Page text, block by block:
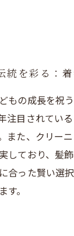
統を彩る：
もの成長を祝
注目されてい
また、クリー
しており、髪
合った賢い選
す。